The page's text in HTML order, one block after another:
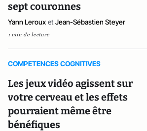
sept couronnes
Yann Leroux et Jean-Sébastien Steyer
1 min de lecture
COMPETENCES COGNITIVES
Les jeux vidéo agissent sur
votre cerveau et les effets
pourraient même être
bénéfiques